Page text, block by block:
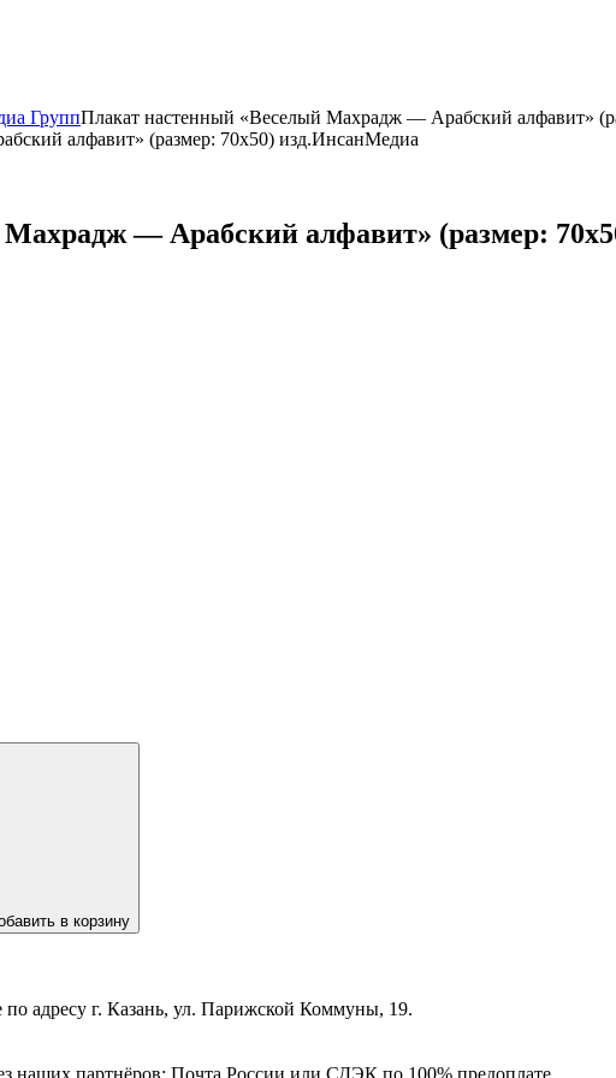
ГруппПлакат настенный «Веселый Махрадж — Арабский алфавит»
— Арабский алфавит» (размер:
в корзину
по адресу г. Казань, ул. Парижской Коммуны, 19.
наших партнёров: Почта России или СДЭК по 100% предоплате.